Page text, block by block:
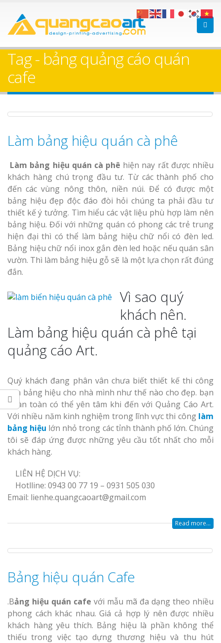
Tag - bảng quảng cáo quán
cafe
Làm bảng hiệu quán cà phê
Làm bảng hiệu quán cà phê hiện nay rất được nhiều
khách hàng chú trọng đầu tư. Từ các thành phố cho
đến các vùng nông thôn, niền núi. Để có được một
bảng hiệu đẹp độc đáo đòi hỏi chúng ta phải đầu tư
thiết kế ý tưởng. Tìm hiểu các vật liệu phù hợp làm nên
bảng hiệu. Đối với những quán có phong các trẻ trung
hiện đại thì có thể làm bảng hiệu chữ nổi có đèn led.
Bảng hiệu chữ nổi inox gắn đèn led hoặc nếu quán sân
vườn. Thì làm bảng hiệu gỗ sẽ là một lựa chọn rất đúng
đắn.
Vì sao quý
khách nên.
Làm bảng hiệu quán cà phê tại
quảng cáo Art.
Quý khách đang phân vân chưa biết thiết kế thi công
làm bảng hiệu cho nhà mình như thế nào cho đẹp. bạn
hoàn toàn có thể yên tâm khi đến với Quảng Cáo Art.
Với nhiều năm kinh nghiệm trong lĩnh vực thi công làm
bảng hiệu lớn nhỏ trong các tỉnh thành phố lớn. Chúng
tôi sẽ đáp ứng được những yêu cầu tốt nhất cho mỗi
khách hàng.
LIÊN HỆ DỊCH VỤ:
Hotlline: 0943 00 77 19 – 0931 505 030
Email: lienhe.quangcaoart@gmail.com
Read more...
Bảng hiệu quán Cafe
.Bảng hiệu quán cafe với mẫu mã đa dạng theo nhiều
phong cách khác nhau. Giá cả hợp lý nên được nhiều
khách hàng yêu thích. Bảng hiệu là phần không thể
thiếu trong việc tạo dựng thương hiệu và thu hút
Làm bảng hiệu gỗ tại
Bảng gỗ treo cửa
Làm bảng hiệu gỗ tại
Biên Hòa
Làm Biển
Trọn Gói
sữa Bình Dương
Làm biển
Dương
Thi công
cáo Thuận
Dương
Làm biển
Thi công
cáo Vinh
Làm biển
Nghệ An giá
Nghệ An Nâng Tầm
Hiệu
Làm Biển
Rẻ Tại Vinh Giải Pháp
Biển Led
Ma Trận
Thi Công
Nghiệp